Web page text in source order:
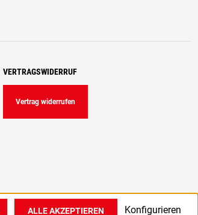
VERTRAGSWIDERRUF
Vertrag widerrufen
Konfigurieren
ALLE AKZEPTIEREN